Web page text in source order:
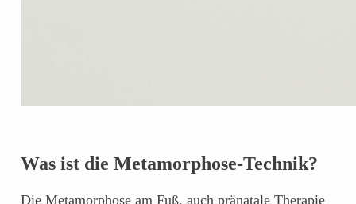
Was ist die Metamorphose-Technik?
Die Metamorphose am Fuß, auch pränatale Therapie